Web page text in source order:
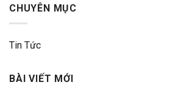
CHUYÊN MỤC
Tin Tức
BÀI VIẾT MỚI